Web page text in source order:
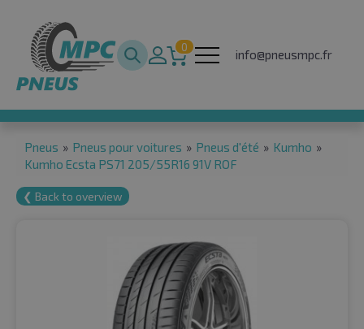
0
info@pneusmpc.fr
Pneus » Pneus pour voitures » Pneus d'été » Kumho »
Kumho Ecsta PS71 205/55R16 91V ROF
❮ Back to overview